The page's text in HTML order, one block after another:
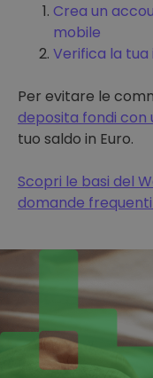
Crea un
mobile
Verifica la
Per evitare le
deposita fondi con
tuo saldo in Euro.
Scopri le basi del
domande frequenti